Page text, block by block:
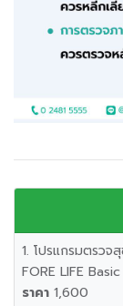
1. โปรแกรมตรวจ
FORE LIFE
ราคา 1,600